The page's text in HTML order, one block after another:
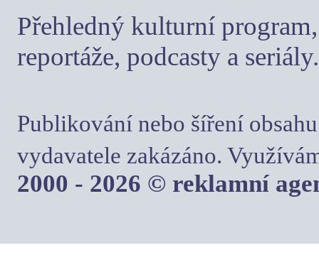
Přehledný kulturní
reportáže, podcasty a seriály.
Publikování nebo šíření
vydavatele zakázáno.
2000 - 2026 © reklamní